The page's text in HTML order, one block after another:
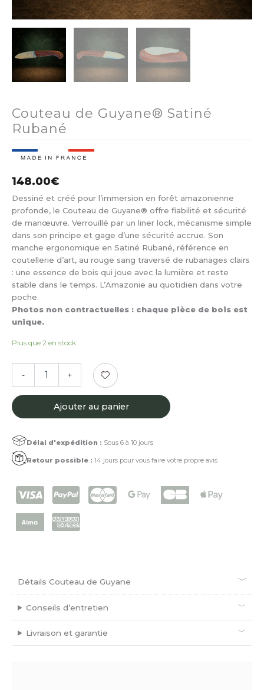
Couteau de Guyane® Satiné
Rubané
148.00€
Dessiné et créé pour l’immersion en forêt amazonienne
profonde, le Couteau de Guyane® offre fiabilité et sécurité
de manœuvre. Verrouillé par un liner lock, mécanisme simple
dans son principe et gage d’une sécurité accrue. Son
manche ergonomique en Satiné Rubané, référence en
coutellerie d’art, au rouge sang traversé de rubanages clairs
: une essence de bois qui joue avec la lumière et reste
stable dans le temps. L’Amazonie au quotidien dans votre
poche.
Photos non contractuelles : chaque pièce de bois est
unique.
Plus que 2 en stock
-
de
Guyane®
Rubané
+
Ajouter au panier
Délai d'expédition : Sous 6 à 10 jours
Retour possible : 14 jours pour vous faire votre propre avis
Détails Couteau de Guyane
Conseils d’entretien
Livraison et garantie